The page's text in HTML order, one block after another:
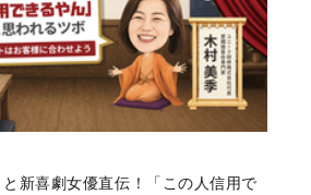
新喜劇女優直伝！「この人信用で